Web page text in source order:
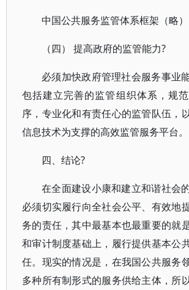
中国公共服务监管体系框架（略）
（四） 提高政府的监管能力?
必须加快政府管理社会服务事业
包括建立完善的监管组织体系，规
序，专业化和有责任心的监管队伍，
信息技术为支撑的高效监管服务平台。
四、结论?
在全面建设小康和建立和谐社会
必须切实履行向全社会公平、有效地
务的责任，其中最基本也最重要的就
和审计制度基础上，履行提供基本公
任。现实的情况是，在我国公共服务
多种所有制形式的服务供给主体，所